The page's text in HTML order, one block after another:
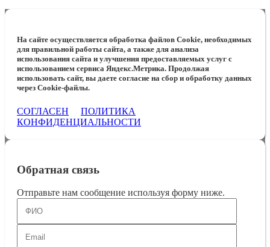
На сайте осуществляется обработка файлов Cookie, необходимых
для правильной работы сайта, а также для анализа
использования сайта и улучшения предоставляемых услуг с
использованием сервиса Яндекс.Метрика. Продолжая
использовать сайт, вы даете согласие на сбор и обработку данных
через Cookie-файлы.
СОГЛАСЕН
ПОЛИТИКА
КОНФИДЕНЦИАЛЬНОСТИ
Обратная связь
Отправьте нам сообщение используя форму ниже.